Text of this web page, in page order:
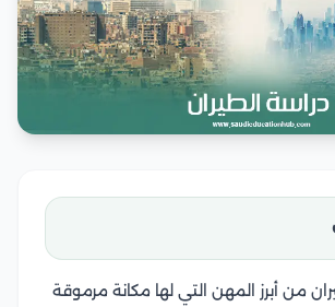
من أبرز المهن التي لها مكانة مرموقة